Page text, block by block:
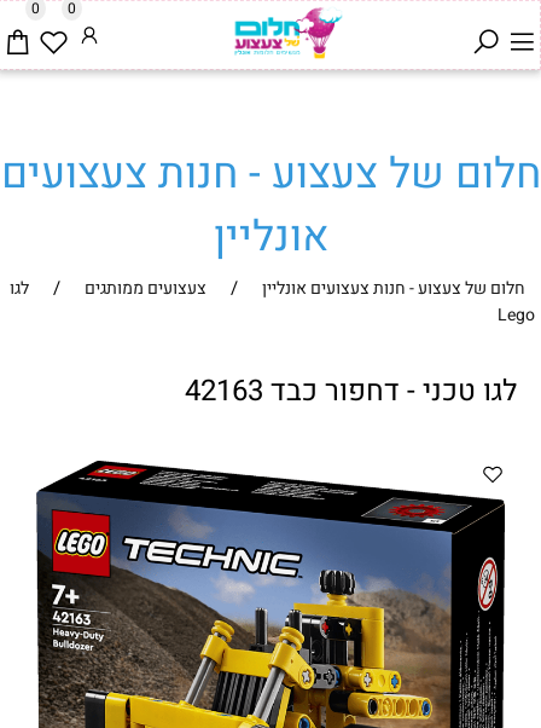
0 0
חלום של צעצוע - חנות צעצועים
אונליין
חלום של צעצוע - חנות צעצועים אונליין / צעצועים ממותגים /
לגו
Lego
לגו טכני - דחפור כבד 42163